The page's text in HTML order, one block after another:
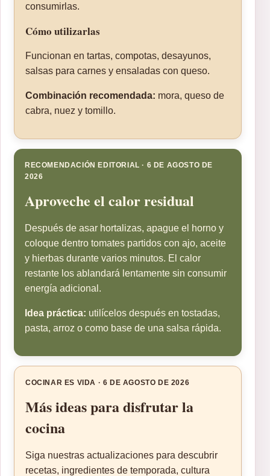
consumirlas.
Cómo utilizarlas
Funcionan en tartas, compotas, desayunos,
salsas para carnes y ensaladas con queso.
Combinación recomendada: mora, queso de
cabra, nuez y tomillo.
RECOMENDACIÓN EDITORIAL · 6 DE AGOSTO DE
2026
Aproveche el calor residual
Después de asar hortalizas, apague el horno y
coloque dentro tomates partidos con ajo, aceite
y hierbas durante varios minutos. El calor
restante los ablandará lentamente sin consumir
energía adicional.
Idea práctica: utilícelos después en tostadas,
pasta, arroz o como base de una salsa rápida.
COCINAR ES VIDA · 6 DE AGOSTO DE 2026
Más ideas para disfrutar la
cocina
Siga nuestras actualizaciones para descubrir
recetas, ingredientes de temporada, cultura